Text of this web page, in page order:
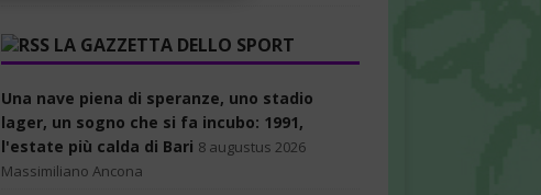
LA GAZZETTA DELLO SPORT
Una nave piena di speranze, uno stadio
lager, un sogno che si fa incubo: 1991,
l'estate più calda di Bari 8 augustus 2026
Massimiliano Ancona